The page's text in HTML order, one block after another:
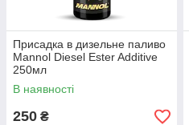
Присадка в дизельне паливо
Mannol Diesel Ester Additive
250мл
В наявності
250 ₴